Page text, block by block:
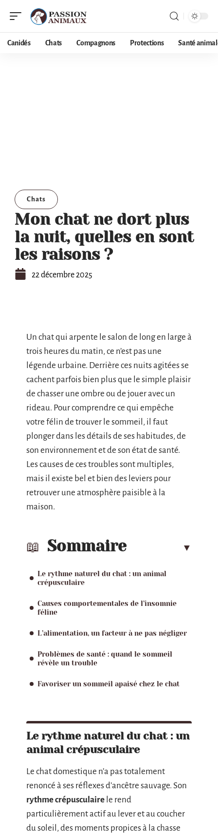
Canidés Chats Compagnons Protections Santé
Chats
Mon chat ne dort plus
la nuit, quelles en sont
les raisons ?
22 décembre 2025
Un chat qui arpente le salon de long en large à
trois heures du matin, ce n’est pas une
légende urbaine. Derrière ces nuits agitées se
cachent parfois bien plus que le simple plaisir
de chasser une ombre ou de jouer avec un
rideau. Pour comprendre ce qui empêche
votre félin de trouver le sommeil, il faut
plonger dans les détails de ses habitudes, de
son environnement et de son état de santé.
Les causes de ces troubles sont multiples,
mais il existe bel et bien des leviers pour
retrouver une atmosphère paisible à la
maison.
Sommaire
Le rythme naturel du chat : un animal
crépusculaire
Causes comportementales de l’insomnie
féline
L’alimentation, un facteur à ne pas négliger
Problèmes de santé : quand le sommeil
révèle un trouble
Favoriser un sommeil apaisé chez le chat
Le rythme naturel du chat : un
animal crépusculaire
Le chat domestique n’a pas totalement
renoncé à ses réflexes d’ancêtre sauvage. Son
rythme crépusculaire le rend
particulièrement actif au lever et au coucher
du soleil, des moments propices à la chasse